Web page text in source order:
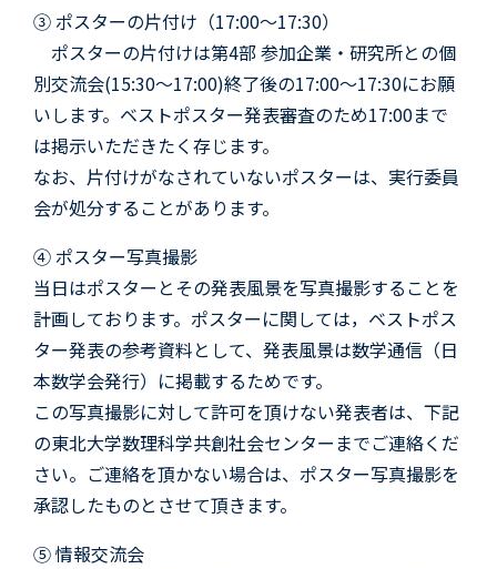
③ ポスターの片付け（17:00～17:30）
ポスターの片付けは第4部 参加企業・研究所との個
別交流会(15:30〜17:00)終了後の17:00～17:30にお願
いします。ベストポスター発表審査のため17:00まで
は掲示いただきたく存じます。
なお、片付けがなされていないポスターは、実行委員
会が処分することがあります。
④ ポスター写真撮影
当日はポスターとその発表風景を写真撮影することを
計画しております。ポスターに関しては，ベストポス
ター発表の参考資料として、発表風景は数学通信（日
本数学会発行）に掲載するためです。
この写真撮影に対して許可を頂けない発表者は、下記
の東北大学数理科学共創社会センターまでご連絡くだ
さい。ご連絡を頂かない場合は、ポスター写真撮影を
承認したものとさせて頂きます。
⑤ 情報交流会